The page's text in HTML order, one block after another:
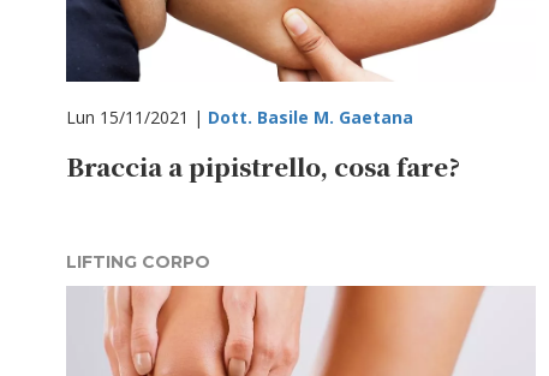
Lun 15/11/2021 | Dott. Basile M. Gaetana
Braccia a pipistrello, cosa fare?
LIFTING CORPO